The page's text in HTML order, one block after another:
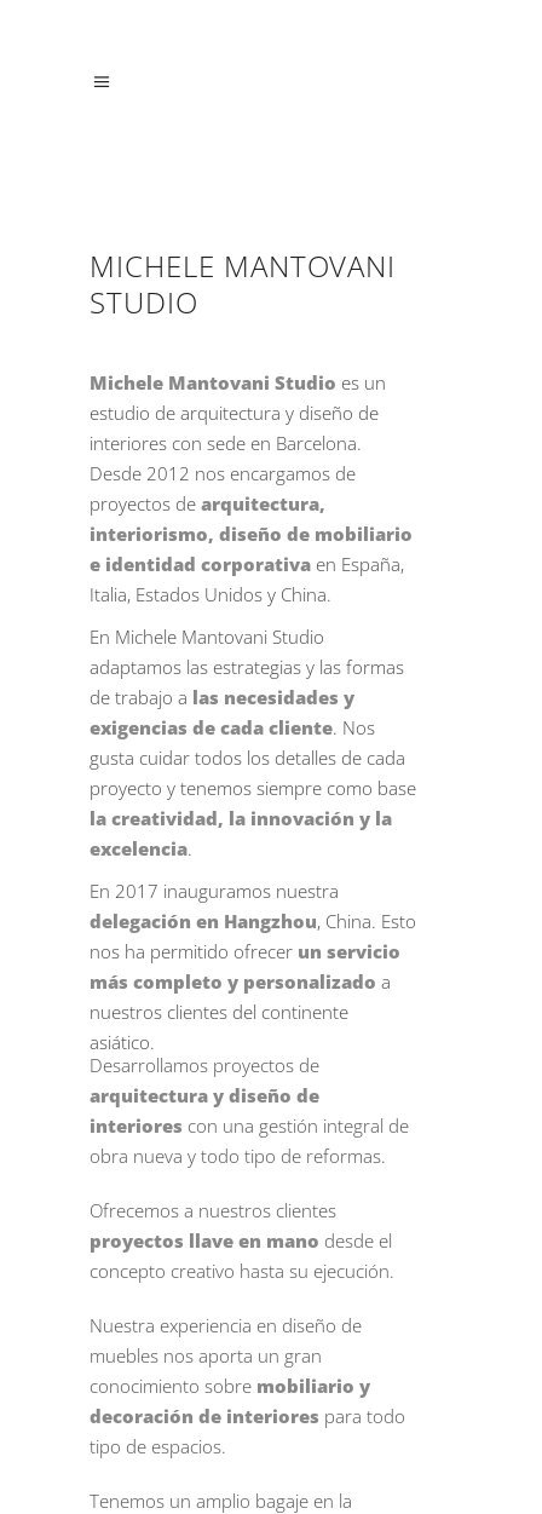
MICHELE MANTOVANI
STUDIO
Michele Mantovani Studio es un
estudio de arquitectura y diseño de
interiores con sede en Barcelona.
Desde 2012 nos encargamos de
proyectos de arquitectura,
interiorismo, diseño de mobiliario
e identidad corporativa en España,
Italia, Estados Unidos y China.
En Michele Mantovani Studio
adaptamos las estrategias y las formas
de trabajo a las necesidades y
exigencias de cada cliente. Nos
gusta cuidar todos los detalles de cada
proyecto y tenemos siempre como base
la creatividad, la innovación y la
excelencia.
En 2017 inauguramos nuestra
delegación en Hangzhou, China. Esto
nos ha permitido ofrecer un servicio
más completo y personalizado a
nuestros clientes del continente
asiático.
Desarrollamos proyectos de
arquitectura y diseño de
interiores con una gestión integral de
obra nueva y todo tipo de reformas.
Ofrecemos a nuestros clientes
proyectos llave en mano desde el
concepto creativo hasta su ejecución.
Nuestra experiencia en diseño de
muebles nos aporta un gran
conocimiento sobre mobiliario y
decoración de interiores para todo
tipo de espacios.
Tenemos un amplio bagaje en la